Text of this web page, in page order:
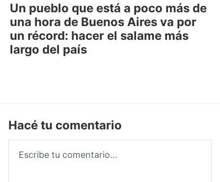
Un pueblo que está a poco más de
una hora de Buenos Aires va por
un récord: hacer el salame más
largo del país
Hacé tu comentario